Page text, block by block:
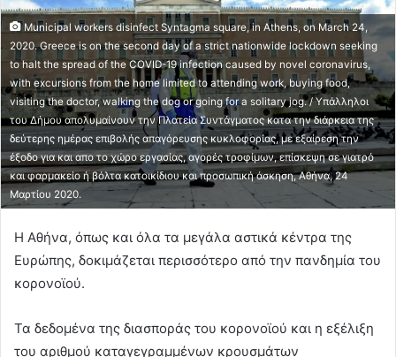
Municipal workers disinfect Syntagma square, in Athens, on March 24,
2020. Greece is on the second day of a strict nationwide lockdown seeking
to halt the spread of the COVID-19 infection caused by novel coronavirus,
with excursions from the home limited to attending work, buying food,
visiting the doctor, walking the dog or going for a solitary jog. / Υπάλληλοι
του Δήμου απολυμαίνουν την Πλατεία Συντάγματος κατα την διάρκεια της
δεύτερης ημέρας επιβολής απαγόρευσης κυκλοφορίας, με εξαίρεση την
έξοδο για και απο το χώρο εργασίας, αγορές τροφίμων, επίσκεψη σε γιατρό
και φαρμακείο ή βόλτα κατοικίδιου και προσωπική άσκηση, Αθήνα, 24
Μαρτίου 2020.
Η Αθήνα, όπως και όλα τα μεγάλα αστικά κέντρα της
Ευρώπης, δοκιμάζεται περισσότερο από την πανδημία του
κορονοϊού.
Τα δεδομένα της διασποράς του κορονοϊού και η εξέλιξη
του αριθμού καταγεγραμμένων κρουσμάτων